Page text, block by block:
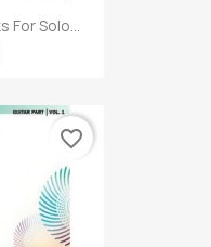
For Solo...
favorite_border